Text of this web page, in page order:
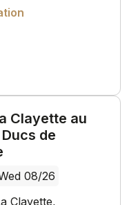
Clayette au
de
08/26
Clayette,